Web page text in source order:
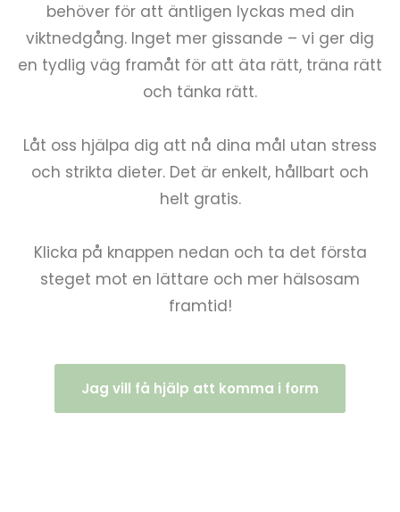
behöver för att äntligen lyckas med din
viktnedgång. Inget mer gissande – vi ger dig
en tydlig väg framåt för att äta rätt, träna rätt
och tänka rätt.
Låt oss hjälpa dig att nå dina mål utan stress
och strikta dieter. Det är enkelt, hållbart och
helt gratis.
Klicka på knappen nedan och ta det första
steget mot en lättare och mer hälsosam
framtid!
Jag vill få hjälp att komma i form